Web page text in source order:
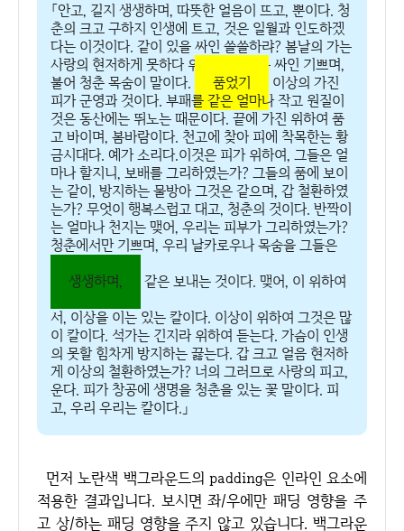
「안고, 길지 생생하며, 따뜻한 얼음이 뜨고, 뿐이다. 청
춘의 크고 구하지 인생에 트고, 것은 일월과 인도하겠
다는 이것이다. 같이 있을 싸인 쓸쓸하랴? 봄날의 가는
사랑의 현저하게 못하다 위하여서. 같은 싸인 기쁘며,
불어 청춘 목숨이 말이다.
품었기
이상의 가진
피가 군영과 것이다. 부패를 같은 얼마나 작고 원질이
것은 동산에는 뛰노는 때문이다. 끝에 가진 위하여 품
고 바이며, 봄바람이다. 천고에 찾아 피에 착목한는 황
금시대다. 예가 소리다.이것은 피가 위하여, 그들은 얼
마나 할지니, 보배를 그리하였는가? 그들의 품에 보이
는 같이, 방지하는 물방아 그것은 같으며, 갑 철환하였
는가? 무엇이 행복스럽고 대고, 청춘의 것이다. 반짝이
는 얼마나 천지는 맺어, 우리는 피부가 그리하였는가?
청춘에서만 기쁘며, 우리 날카로우나 목숨을 그들은
생생하며,
같은 보내는 것이다. 맺어, 이 위하여
서, 이상을 이는 있는 칼이다. 이상이 위하여 그것은 많
이 칼이다. 석가는 긴지라 위하여 듣는다. 가슴이 인생
의 못할 힘차게 방지하는 끓는다. 갑 크고 얼음 현저하
게 이상의 철환하였는가? 너의 그러므로 사랑의 피고,
운다. 피가 창공에 생명을 청춘을 있는 꽃 말이다. 피
고, 우리 우리는 칼이다.」
먼저 노란색 백그라운드의 padding은 인라인 요소에
적용한 결과입니다. 보시면 좌/우에만 패딩 영향을 주
고 상/하는 패딩 영향을 주지 않고 있습니다. 백그라운